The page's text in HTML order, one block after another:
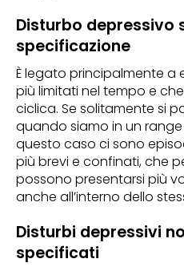
Disturbo depressivo
specificazione
È legato principalmente a
più limitati nel tempo e
ciclica. Se solitamente si
quando siamo in un range
questo caso ci sono
più brevi e confinati, che
possono presentarsi più
anche all’interno dello
Disturbi depressivi
specificati